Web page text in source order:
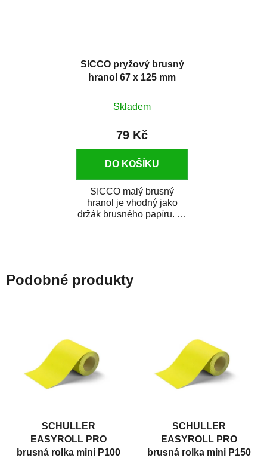
SICCO pryžový brusný
hranol 67 x 125 mm
Skladem
79 Kč
DO KOŠÍKU
SICCO malý brusný
hranol je vhodný jako
držák brusného papíru. Je
Podobné produkty
SCHULLER
EASYROLL PRO
brusná rolka mini P100
SCHULLER
EASYROLL PRO
brusná rolka mini P150